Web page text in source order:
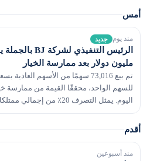
أمس
منذ يوم جديد
مليون دولار بعد ممارسة الخيار
للسهم الواحد، محققًا القيمة من ممارسة
اليوم. يمثل التصرف 20٪ من
أقدم
منذ أسبوعين